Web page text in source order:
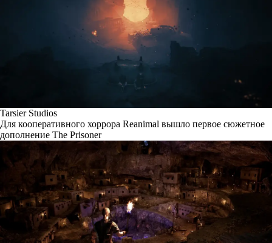
Tarsier Studios
Для кооперативного хоррора Reanimal вышло первое сюжетное
дополнение The Prisoner